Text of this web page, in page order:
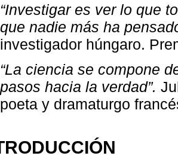
“Investigar es ver lo que
que nadie más ha
investigador húngaro.
“La ciencia se compone
pasos hacia la verdad”.
poeta y dramaturgo